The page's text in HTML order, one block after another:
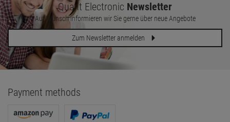
Quant Electronic Newsletter
Auf Wunsch informieren wir Sie gerne über neue Angebote
Zum Newsletter anmelden
Payment methods